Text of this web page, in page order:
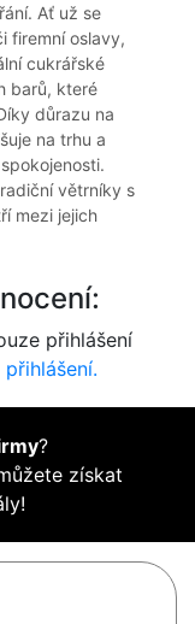
Ať už se
firemní oslavy,
cukrářské
barů, které
důrazu na
na trhu a
větrníky s
mezi jejich
přihlášení
?
získat